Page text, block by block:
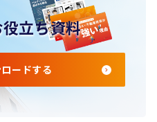
立ち資料
ードする